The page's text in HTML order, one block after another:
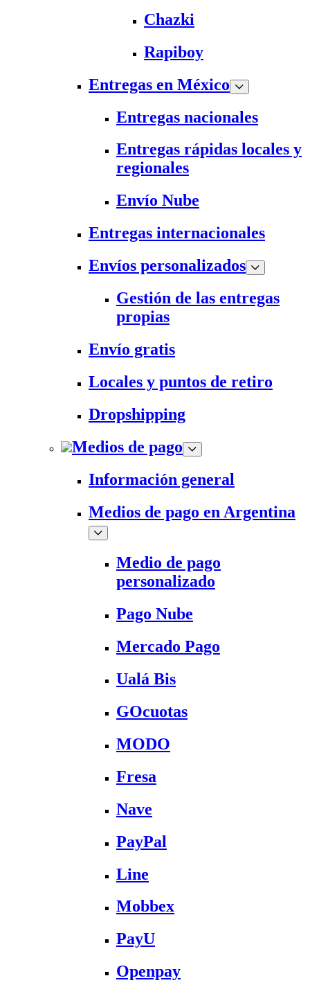
Chazki
Rapiboy
Entregas en México
Entregas nacionales
Entregas rápidas locales y
regionales
Envío Nube
Entregas internacionales
Envíos personalizados
Gestión de las entregas
propias
Envío gratis
Locales y puntos de retiro
Dropshipping
Medios de pago
Información general
Medios de pago en Argentina
Medio de pago
personalizado
Pago Nube
Mercado Pago
Ualá Bis
GOcuotas
MODO
Fresa
Nave
PayPal
Line
Mobbex
PayU
Openpay